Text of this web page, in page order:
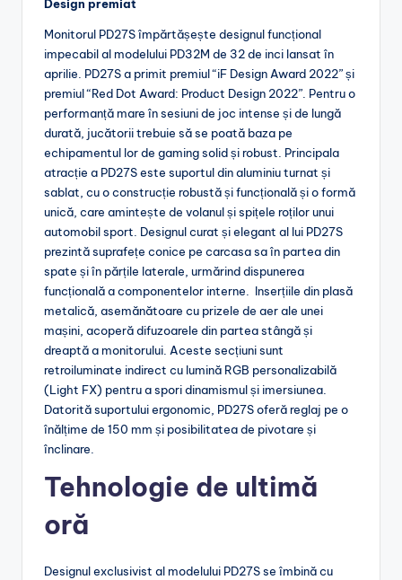
Design premiat
Monitorul PD27S împărtășește designul funcțional
impecabil al modelului PD32M de 32 de inci lansat în
aprilie. PD27S a primit premiul “iF Design Award 2022” și
premiul “Red Dot Award: Product Design 2022”. Pentru o
performanță mare în sesiuni de joc intense și de lungă
durată, jucătorii trebuie să se poată baza pe
echipamentul lor de gaming solid și robust. Principala
atracție a PD27S este suportul din aluminiu turnat și
sablat, cu o construcție robustă și funcțională și o formă
unică, care amintește de volanul și spițele roților unui
automobil sport. Designul curat și elegant al lui PD27S
prezintă suprafețe conice pe carcasa sa în partea din
spate și în părțile laterale, urmărind dispunerea
funcțională a componentelor interne. Inserțiile din plasă
metalică, asemănătoare cu prizele de aer ale unei
mașini, acoperă difuzoarele din partea stângă și
dreaptă a monitorului. Aceste secțiuni sunt
retroiluminate indirect cu lumină RGB personalizabilă
(Light FX) pentru a spori dinamismul și imersiunea.
Datorită suportului ergonomic, PD27S oferă reglaj pe o
înălțime de 150 mm și posibilitatea de pivotare și
înclinare.
Tehnologie de ultimă
oră
Designul exclusivist al modelului PD27S se îmbină cu